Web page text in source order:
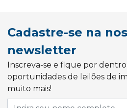
Cadastre-se na
newsletter
Inscreva-se e fique por
oportunidades de leilões de
muito mais!